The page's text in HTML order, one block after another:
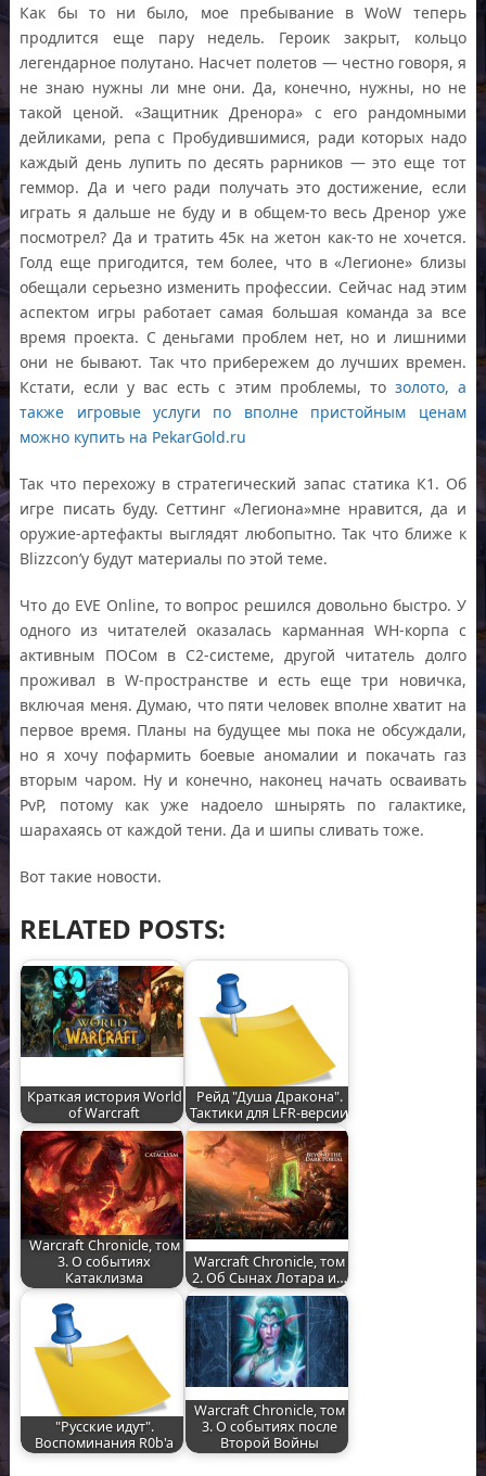
Как бы то ни было, мое пребывание в WoW теперь
продлится еще пару недель. Героик закрыт, кольцо
легендарное полутано. Насчет полетов — честно говоря, я
не знаю нужны ли мне они. Да, конечно, нужны, но не
такой ценой. «Защитник Дренора» с его рандомными
дейликами, репа с Пробудившимися, ради которых надо
каждый день лупить по десять рарников — это еще тот
геммор. Да и чего ради получать это достижение, если
играть я дальше не буду и в общем-то весь Дренор уже
посмотрел? Да и тратить 45к на жетон как-то не хочется.
Голд еще пригодится, тем более, что в «Легионе» близы
обещали серьезно изменить профессии. Сейчас над этим
аспектом игры работает самая большая команда за все
время проекта. С деньгами проблем нет, но и лишними
они не бывают. Так что прибережем до лучших времен.
Кстати, если у вас есть с этим проблемы, то золото, а
также игровые услуги по вполне пристойным ценам
можно купить на PekarGold.ru
Так что перехожу в стратегический запас статика К1. Об
игре писать буду. Сеттинг «Легиона»мне нравится, да и
оружие-артефакты выглядят любопытно. Так что ближе к
Blizzcon’y будут материалы по этой теме.
Что до EVE Online, то вопрос решился довольно быстро. У
одного из читателей оказалась карманная WH-корпа с
активным ПОСом в С2-системе, другой читатель долго
проживал в W-пространстве и есть еще три новичка,
включая меня. Думаю, что пяти человек вполне хватит на
первое время. Планы на будущее мы пока не обсуждали,
но я хочу пофармить боевые аномалии и покачать газ
вторым чаром. Ну и конечно, наконец начать осваивать
PvP, потому как уже надоело шнырять по галактике,
шарахаясь от каждой тени. Да и шипы сливать тоже.
Вот такие новости.
RELATED POSTS:
Краткая история World
of Warcraft
Рейд "Душа Дракона".
Тактики для LFR-версии
Warcraft Chronicle, том
3. О событиях
Катаклизма
Warcraft Chronicle, том
2. Об Сынах Лотара и…
"Русские идут".
Воспоминания R0b'a
Warcraft Chronicle, том
3. О событиях после
Второй Войны